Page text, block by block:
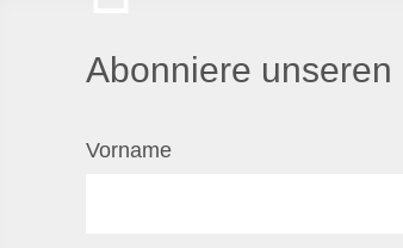
Abonniere
Vorname